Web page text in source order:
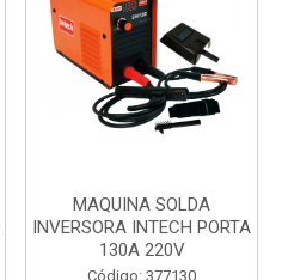
MAQUINA SOLDA
INVERSORA INTECH PORTA
130A 220V
Código: 377130